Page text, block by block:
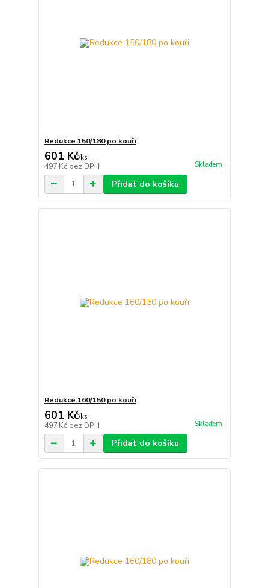
Redukce 150/180 po kouři
601 Kč/ks
497 Kč bez DPH Skladem
Přidat do košíku
Redukce 160/150 po kouři
601 Kč/ks
497 Kč bez DPH Skladem
Přidat do košíku